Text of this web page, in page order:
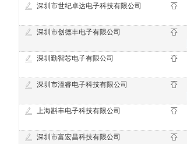
深圳市世纪卓达电子科技有限公司
深圳市创德丰电子有限公司
深圳勤智芯电子有限公司
深圳市潼睿电子科技有限公司
上海斟丰电子科技有限公司
深圳市富宏昌科技有限公司